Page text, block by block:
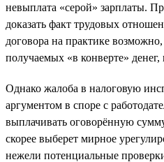
невыплата «серой» зарплаты.
доказать факт трудовых
договора на практике
получаемых «в конверте»
Однако жалоба в налоговую
аргументом в споре с
выплачивать оговорённую
скорее выберет мирное
нежели потенциальные